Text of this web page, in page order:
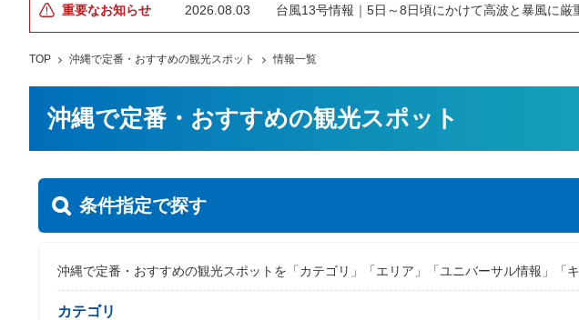
重要なお知らせ 2026.08.03 台風13号情報｜5日～8日頃にかけて高波と暴風に厳
TOP 沖縄で定番・おすすめの観光スポット 情報一覧
沖縄で定番・おすすめの観光スポット
条件指定で探す
沖縄で定番・おすすめの観光スポットを「カテゴリ」「エリア」「ユニバーサル情報」「
カテゴリ